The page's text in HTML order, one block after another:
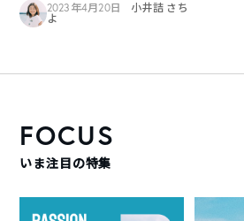
2023年4月20日
小井詰 さち
よ
FOCUS
いま注目の特集